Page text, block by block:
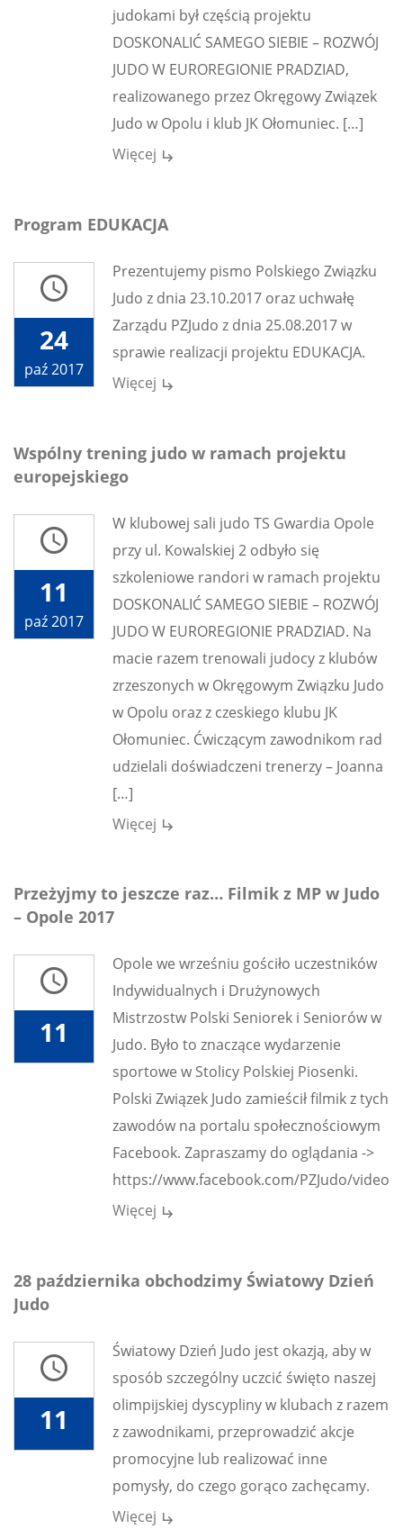
judokami był częścią projektu
DOSKONALIĆ SAMEGO SIEBIE – ROZWÓJ
JUDO W EUROREGIONIE PRADZIAD,
realizowanego przez Okręgowy Związek
Judo w Opolu i klub JK Ołomuniec. […]
Więcej subdirectory_arrow_right
Program EDUKACJA
access_time
24
paź 2017
Prezentujemy pismo Polskiego Związku
Judo z dnia 23.10.2017 oraz uchwałę
Zarządu PZJudo z dnia 25.08.2017 w
sprawie realizacji projektu EDUKACJA.
Więcej subdirectory_arrow_right
Wspólny trening judo w ramach projektu
europejskiego
access_time
11
paź 2017
W klubowej sali judo TS Gwardia Opole
przy ul. Kowalskiej 2 odbyło się
szkoleniowe randori w ramach projektu
DOSKONALIĆ SAMEGO SIEBIE – ROZWÓJ
JUDO W EUROREGIONIE PRADZIAD. Na
macie razem trenowali judocy z klubów
zrzeszonych w Okręgowym Związku Judo
w Opolu oraz z czeskiego klubu JK
Ołomuniec. Ćwiczącym zawodnikom rad
udzielali doświadczeni trenerzy – Joanna
[…]
Więcej subdirectory_arrow_right
Przeżyjmy to jeszcze raz… Filmik z MP w Judo
– Opole 2017
access_time
11
Opole we wrześniu gościło uczestników
Indywidualnych i Drużynowych
Mistrzostw Polski Seniorek i Seniorów w
Judo. Było to znaczące wydarzenie
sportowe w Stolicy Polskiej Piosenki.
Polski Związek Judo zamieścił filmik z tych
zawodów na portalu społecznościowym
Facebook. Zapraszamy do oglądania ->
https://www.facebook.com/PZJudo/
Więcej subdirectory_arrow_right
28 października obchodzimy Światowy Dzień
Judo
access_time
11
Światowy Dzień Judo jest okazją, aby w
sposób szczególny uczcić święto naszej
olimpijskiej dyscypliny w klubach z razem
z zawodnikami, przeprowadzić akcje
promocyjne lub realizować inne
pomysły, do czego gorąco zachęcamy.
Więcej subdirectory_arrow_right